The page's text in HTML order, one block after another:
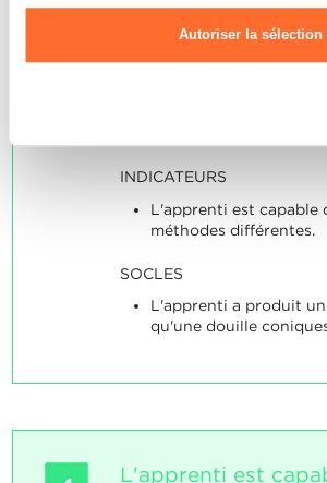
Autoriser la sélection
produire des
coniques sur le tour.
INDICATEURS
L'apprenti est capable
méthodes différentes.
SOCLES
L'apprenti a produit
qu'une douille
L'apprenti est